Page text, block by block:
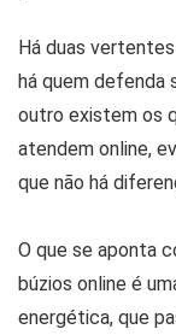
Há duas
há quem defenda
outro existem os
atendem online,
que não há
O que se aponta
búzios online é
energética, que